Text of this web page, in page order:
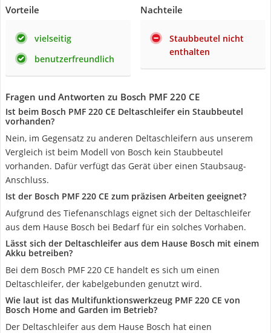
Vorteile
vielseitig
benutzerfreundlich
Nachteile
Staubbeutel nicht
enthalten
Fragen und Antworten zu Bosch PMF 220 CE
Ist beim Bosch PMF 220 CE Deltaschleifer ein Staubbeutel
vorhanden?
Nein, im Gegensatz zu anderen Deltaschleifern aus unserem
Vergleich ist beim Modell von Bosch kein Staubbeutel
vorhanden. Dafür verfügt das Gerät über einen Staubsaug-
Anschluss.
Ist der Bosch PMF 220 CE zum präzisen Arbeiten geeignet?
Aufgrund des Tiefenanschlags eignet sich der Deltaschleifer
aus dem Hause Bosch bei Bedarf für ein solches Vorhaben.
Lässt sich der Deltaschleifer aus dem Hause Bosch mit einem
Akku betreiben?
Bei dem Bosch PMF 220 CE handelt es sich um einen
Deltaschleifer, der kabelgebunden genutzt wird.
Wie laut ist das Multifunktionswerkzeug PMF 220 CE von
Bosch Home and Garden im Betrieb?
Der Deltaschleifer aus dem Hause Bosch hat einen